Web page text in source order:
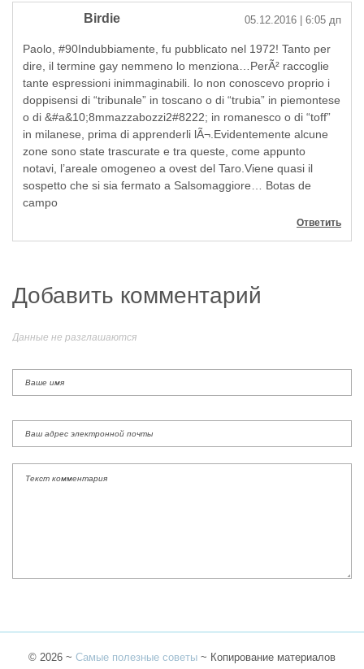
Birdie 05.12.2016 | 6:05 дп
Paolo, #90Indubbiamente, fu pubblicato nel 1972! Tanto per
dire, il termine gay nemmeno lo menziona…PerÃ² raccoglie
tante espressioni inimmaginabili. Io non conoscevo proprio i
doppisensi di “tribunale” in toscano o di “trubia” in piemontese
o di &#a&10;8mmazzabozzi2#8222; in romanesco o di “toff”
in milanese, prima di apprenderli lÃ¬.Evidentemente alcune
zone sono state trascurate e tra queste, come appunto
notavi, l’areale omogeneo a ovest del Taro.Viene quasi il
sospetto che si sia fermato a Salsomaggiore… Botas de
campo
Ответить
Добавить комментарий
Данные не разглашаются
© 2026 ~ Самые полезные советы ~ Копирование материалов